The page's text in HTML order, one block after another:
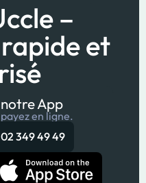
–
et
App
en ligne.
02 349 49 49